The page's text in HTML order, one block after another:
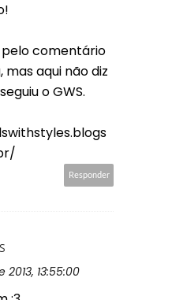
comentário
mas aqui não diz
o GWS.
Responder
2013, 13:55:00